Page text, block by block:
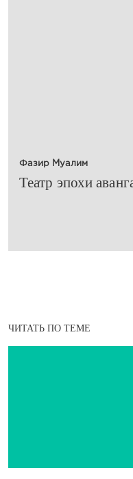
Фазир Муалим
​Театр эпохи
ЧИТАТЬ ПО ТЕМЕ